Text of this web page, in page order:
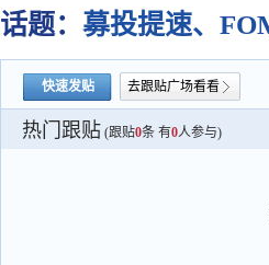
场子
话题： 募投提速、
快速发贴 去跟贴广场看看
热门跟贴 (跟贴0条 有0人参与)